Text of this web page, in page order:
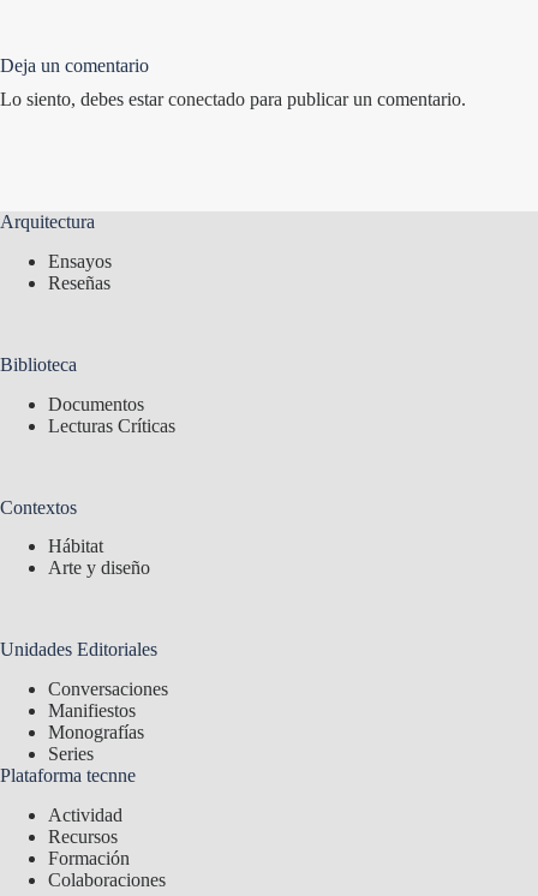
Deja un comentario
Lo siento, debes estarconectado para publicar un comentario.
Arquitectura
Ensayos
Reseñas
Biblioteca
Documentos
Lecturas Críticas
Contextos
Hábitat
Arte y diseño
Unidades Editoriales
Conversaciones
Manifiestos
Monografías
Series
Plataforma tecnne
Actividad
Recursos
Formación
Colaboraciones